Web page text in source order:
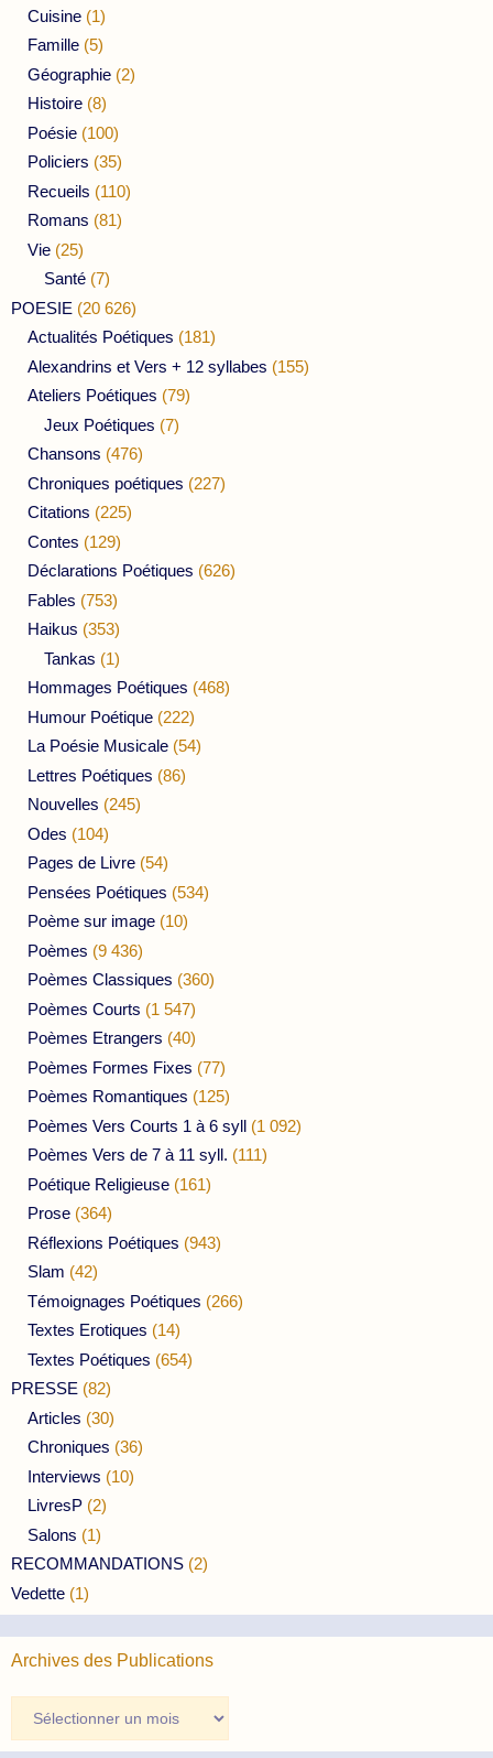
Cuisine (1)
Famille (5)
Géographie (2)
Histoire (8)
Poésie (100)
Policiers (35)
Recueils (110)
Romans (81)
Vie (25)
Santé (7)
POESIE (20 626)
Actualités Poétiques (181)
Alexandrins et Vers + 12 syllabes (155)
Ateliers Poétiques (79)
Jeux Poétiques (7)
Chansons (476)
Chroniques poétiques (227)
Citations (225)
Contes (129)
Déclarations Poétiques (626)
Fables (753)
Haikus (353)
Tankas (1)
Hommages Poétiques (468)
Humour Poétique (222)
La Poésie Musicale (54)
Lettres Poétiques (86)
Nouvelles (245)
Odes (104)
Pages de Livre (54)
Pensées Poétiques (534)
Poème sur image (10)
Poèmes (9 436)
Poèmes Classiques (360)
Poèmes Courts (1 547)
Poèmes Etrangers (40)
Poèmes Formes Fixes (77)
Poèmes Romantiques (125)
Poèmes Vers Courts 1 à 6 syll (1 092)
Poèmes Vers de 7 à 11 syll. (111)
Poétique Religieuse (161)
Prose (364)
Réflexions Poétiques (943)
Slam (42)
Témoignages Poétiques (266)
Textes Erotiques (14)
Textes Poétiques (654)
PRESSE (82)
Articles (30)
Chroniques (36)
Interviews (10)
LivresP (2)
Salons (1)
RECOMMANDATIONS (2)
Vedette (1)
Archives des Publications
des
Publications